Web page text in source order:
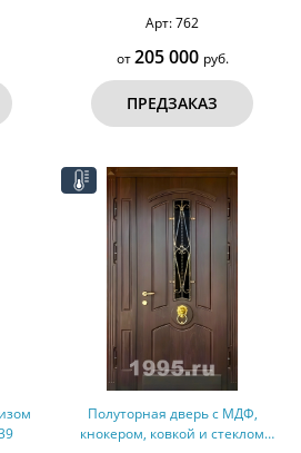
Арт: 762
от205 000 руб.
ПРЕДЗАКАЗ
Полуторная дверь с МДФ,
кнокером, ковкой и стеклом